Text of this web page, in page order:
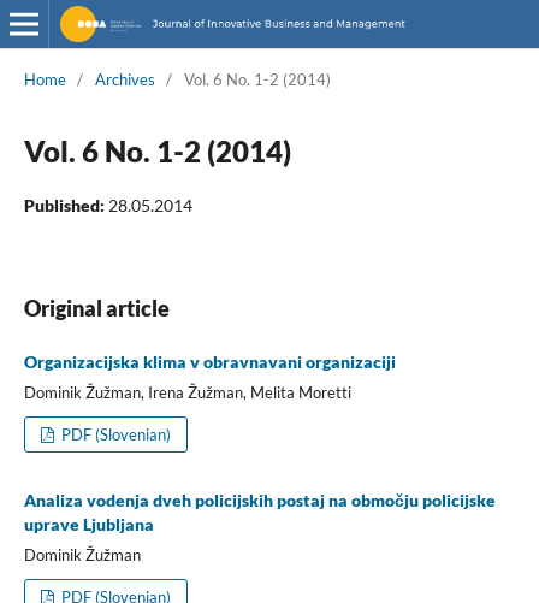
Home / Archives / Vol. 6 No. 1-2 (2014)
Vol. 6 No. 1-2 (2014)
Published: 28.05.2014
Original article
Organizacijska klima v obravnavani organizaciji
Dominik Žužman, Irena Žužman, Melita Moretti
PDF (Slovenian)
Analiza vodenja dveh policijskih postaj na območju policijske
uprave Ljubljana
Dominik Žužman
PDF (Slovenian)